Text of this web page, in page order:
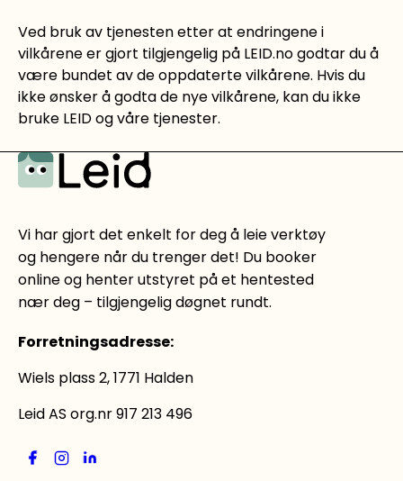
Ved bruk av tjenesten etter at endringene i
vilkårene er gjort tilgjengelig på LEID.no godtar du å
være bundet av de oppdaterte vilkårene. Hvis du
ikke ønsker å godta de nye vilkårene, kan du ikke
bruke LEID og våre tjenester.
Vi har gjort det enkelt for deg å leie verktøy
og hengere når du trenger det! Du booker
online og henter utstyret på et hentested
nær deg – tilgjengelig døgnet rundt.
Forretningsadresse:
Wiels plass 2, 1771 Halden
Leid AS org.nr 917 213 496